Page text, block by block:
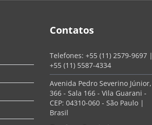
Contatos
Telefones: +55 (11) 2579-9697|
+55 (11) 5587-4334
Avenida Pedro Severino Júnior,
366 - Sala 166 - Vila Guarani -
CEP: 04310-060 - São Paulo |
Brasil